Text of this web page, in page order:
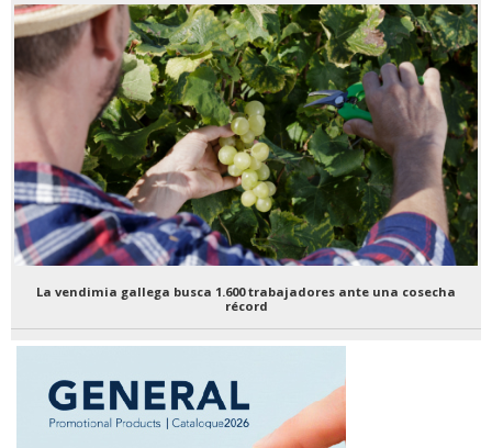
La vendimia gallega busca 1.600 trabajadores ante una cosecha
récord